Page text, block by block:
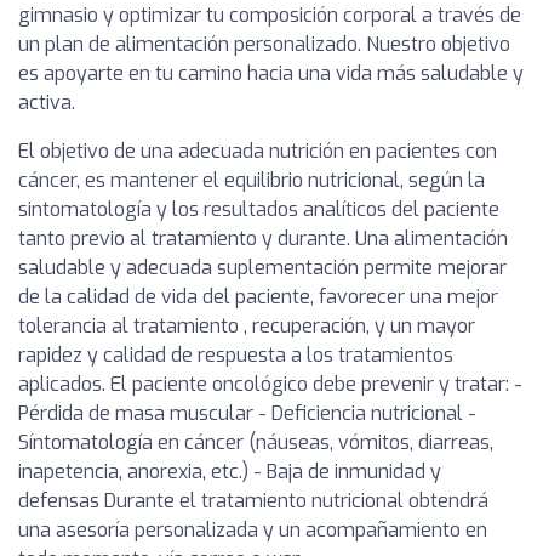
gimnasio y optimizar tu composición corporal a través de
un plan de alimentación personalizado. Nuestro objetivo
es apoyarte en tu camino hacia una vida más saludable y
activa.
El objetivo de una adecuada nutrición en pacientes con
cáncer, es mantener el equilibrio nutricional, según la
sintomatología y los resultados analíticos del paciente
tanto previo al tratamiento y durante. Una alimentación
saludable y adecuada suplementación permite mejorar
de la calidad de vida del paciente, favorecer una mejor
tolerancia al tratamiento , recuperación, y un mayor
rapidez y calidad de respuesta a los tratamientos
aplicados. El paciente oncológico debe prevenir y tratar: -
Pérdida de masa muscular - Deficiencia nutricional -
Síntomatología en cáncer (náuseas, vómitos, diarreas,
inapetencia, anorexia, etc.) - Baja de inmunidad y
defensas Durante el tratamiento nutricional obtendrá
una asesoría personalizada y un acompañamiento en